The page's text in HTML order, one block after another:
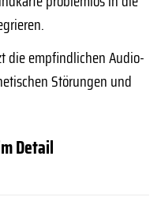
die empfindlichen Audio-
Störungen und
Detail